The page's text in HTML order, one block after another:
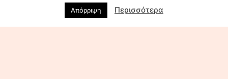
ΛΕΩΦ. ΠΕΡΙΚΛΕΟΥΣ 27,
ΧΟΛΑΡΓΟΣ 155 61
Απόρριψη Περισσότερα